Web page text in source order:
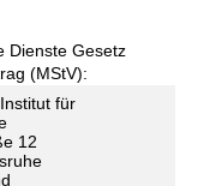
Dienste Gesetz
(MStV):
für
12